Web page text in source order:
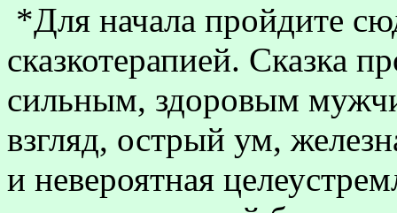
*Для начала пройдите
сказкотерапией. Сказка
сильным, здоровым
взгляд, острый ум,
и невероятная